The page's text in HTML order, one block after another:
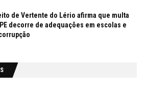
de Vertente do Lério afirma que multa
decorre de adequações em escolas e